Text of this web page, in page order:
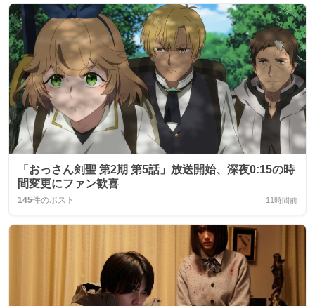
「おっさん剣聖 第2期 第5話」放送開始、深夜0:15の時
間変更にファン歓喜
145件のポスト 11時間前